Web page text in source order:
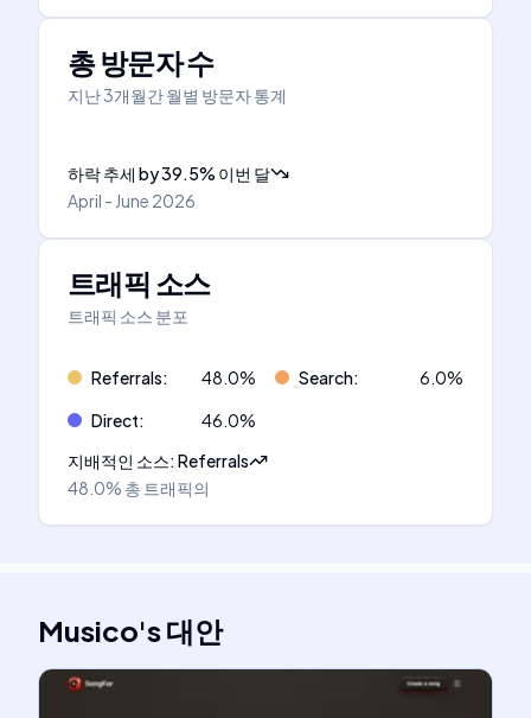
총 방문자 수
지난 3개월간 월별 방문자 통계
하락 추세 by39.5% 이번 달
April - June 2026
트래픽 소스
트래픽 소스 분포
Referrals: 48.0% Search: 6.0%
Direct: 46.0%
지배적인 소스:Referrals
48.0% 총 트래픽의
Musico's대안